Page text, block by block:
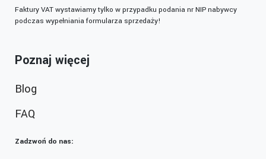
Faktury VAT wystawiamy tylko w przypadku podania nr NIP nabywcy
podczas wypełniania formularza sprzedaży!
Poznaj więcej
Blog
FAQ
Zadzwoń do nas: